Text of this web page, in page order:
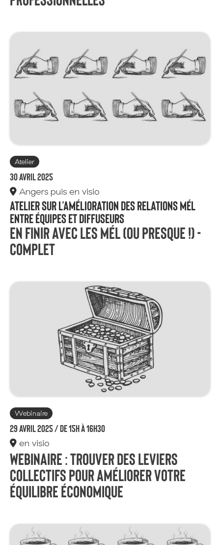
Atelier
30 avril 2025
Angers puis en visio
Atelier sur l’amélioration des relations mél
entre équipes et diffuseurs
En finir avec les mél (ou presque !) -
COMPLET
Webinaire
29 avril 2025 /de 15h à 16h30
en visio
Webinaire : Trouver des leviers
collectifs pour améliorer votre
équilibre économique